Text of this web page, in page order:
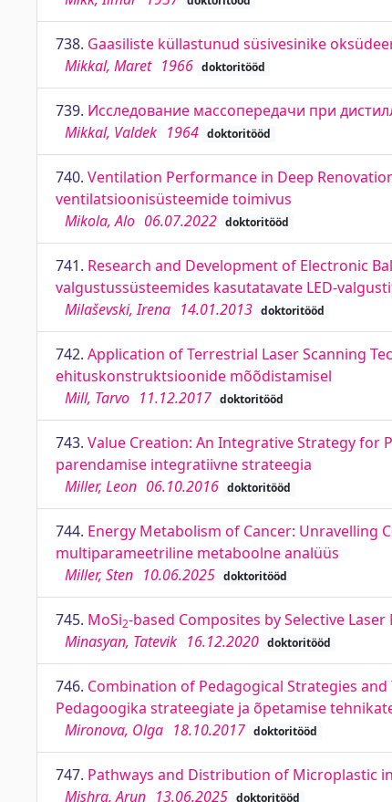
738. Gaasiliste küllastunud süsivesinike
Mikkal, Maret 1966 doktoritööd
739. Исследование массопередачи при
Mikkal, Valdek 1964 doktoritööd
740. Ventilation Performance in Deep
ventilatsioonisüsteemide toimivus
Mikola, Alo 06.07.2022 doktoritööd
741. Research and Development of Electronic
valgustussüsteemides kasutatavate LED-
Milaševski, Irena 14.01.2013 doktoritööd
742. Application of Terrestrial Laser Scanning
ehituskonstruktsioonide mõõdistamisel
Mill, Tarvo 11.12.2017 doktoritööd
743. Value Creation: An Integrative Strategy
parendamise integratiivne strateegia
Miller, Leon 06.10.2016 doktoritööd
744. Energy Metabolism of Cancer: Unravelling
multiparameetriline metaboolne analüüs
Miller, Sten 10.06.2025 doktoritööd
745. MoSi2-based Composites by Selective
Minasyan, Tatevik 16.12.2020 doktoritööd
746. Combination of Pedagogical Strategies
Pedagoogika strateegiate ja õpetamise
Mironova, Olga 18.10.2017 doktoritööd
747. Pathways and Distribution of Microplastic
Mishra, Arun 13.06.2025 doktoritööd